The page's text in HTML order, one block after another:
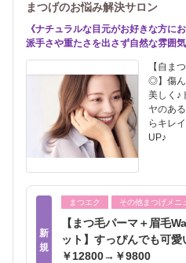
まつげのお悩み解決サロン
《ナチュラルな目元がお好きな方に
派手さや重たさを出さず自然な雰囲
【自ま
◎】傷ん
美しく♪
ヤのあ
らキレ
UP♪
新
規
まつエク その他まつげメニ
【まつ毛パーマ＋眉毛
ット】すっぴんでも可愛
￥12800→￥9800